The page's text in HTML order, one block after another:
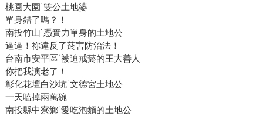
桃園大園˙雙公土地婆
單身錯了嗎？！
南投竹山˙憑實力單身的土地公
逼逼！祢違反了菸害防治法！
台南市安平區˙被迫戒菸的王大善人
你把我演老了！
彰化花壇白沙坑˙文德宮土地公
一天嗑掉兩萬碗
南投縣中寮鄉˙愛吃泡麵的土地公